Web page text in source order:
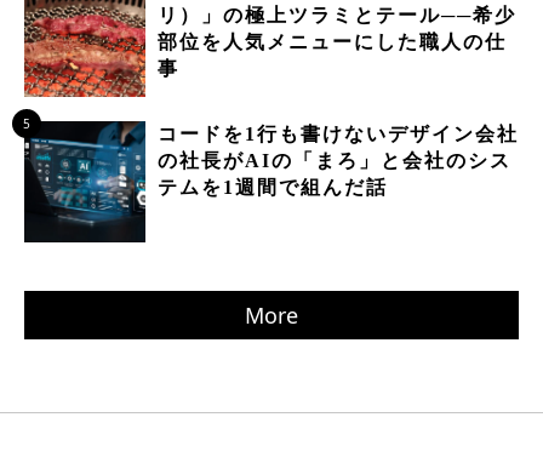
リ）」の極上ツラミとテール──希少
部位を人気メニューにした職人の仕
事
5
コードを1行も書けないデザイン会社
の社長がAIの「まろ」と会社のシス
テムを1週間で組んだ話
More